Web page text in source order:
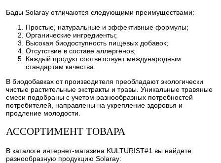
Бады Solaray отличаются следующими преимуществами:
Простые, натуральные и эффективные формулы;
Органические ингредиенты;
Высокая биодоступность пищевых добавок;
Отсутствие в составе аллергенов;
Каждый продукт соответствует международным
стандартам качества.
В биодобавках от производителя преобладают экологически
чистые растительные экстракты и травы. Уникальные травяные
смеси подобраны с учетом разнообразных потребностей
потребителей, направлены на укрепление здоровья и
продление молодости.
АССОРТИМЕНТ ТОВАРА
В каталоге интернет-магазина KULTURIST#1 вы найдете
разнообразную продукцию Solaray: